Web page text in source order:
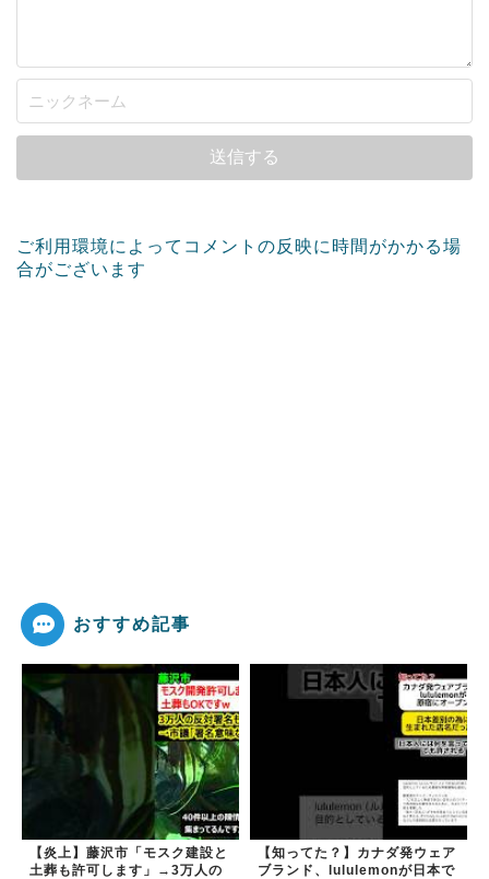
ご利用環境によってコメントの反映に時間がかかる場
合がございます
おすすめ記事
【炎上】藤沢市「モスク建設と
土葬も許可します」→3万人の
【知ってた？】カナダ発ウェア
ブランド、lululemonが日本で